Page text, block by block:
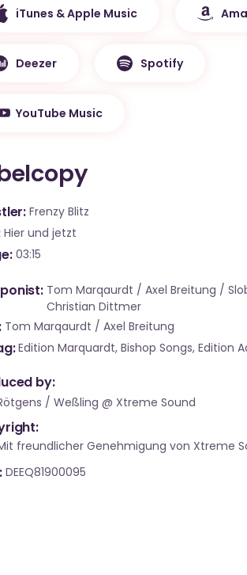
iTunes & Apple Music
Deezer Spotify
YouTube Music
Frenzy Blitz
Hier und jetzt
03:15
Tom Marqaurdt / Axel Breitung /
Christian Dittmer
Tom Marqaurdt / Axel Breitung
Edition Marquardt, Bishop Songs, Edition
by:
/ Weßling @ Xtreme Sound
freundlicher Genehmigung von Xtreme
DEEQ81900095